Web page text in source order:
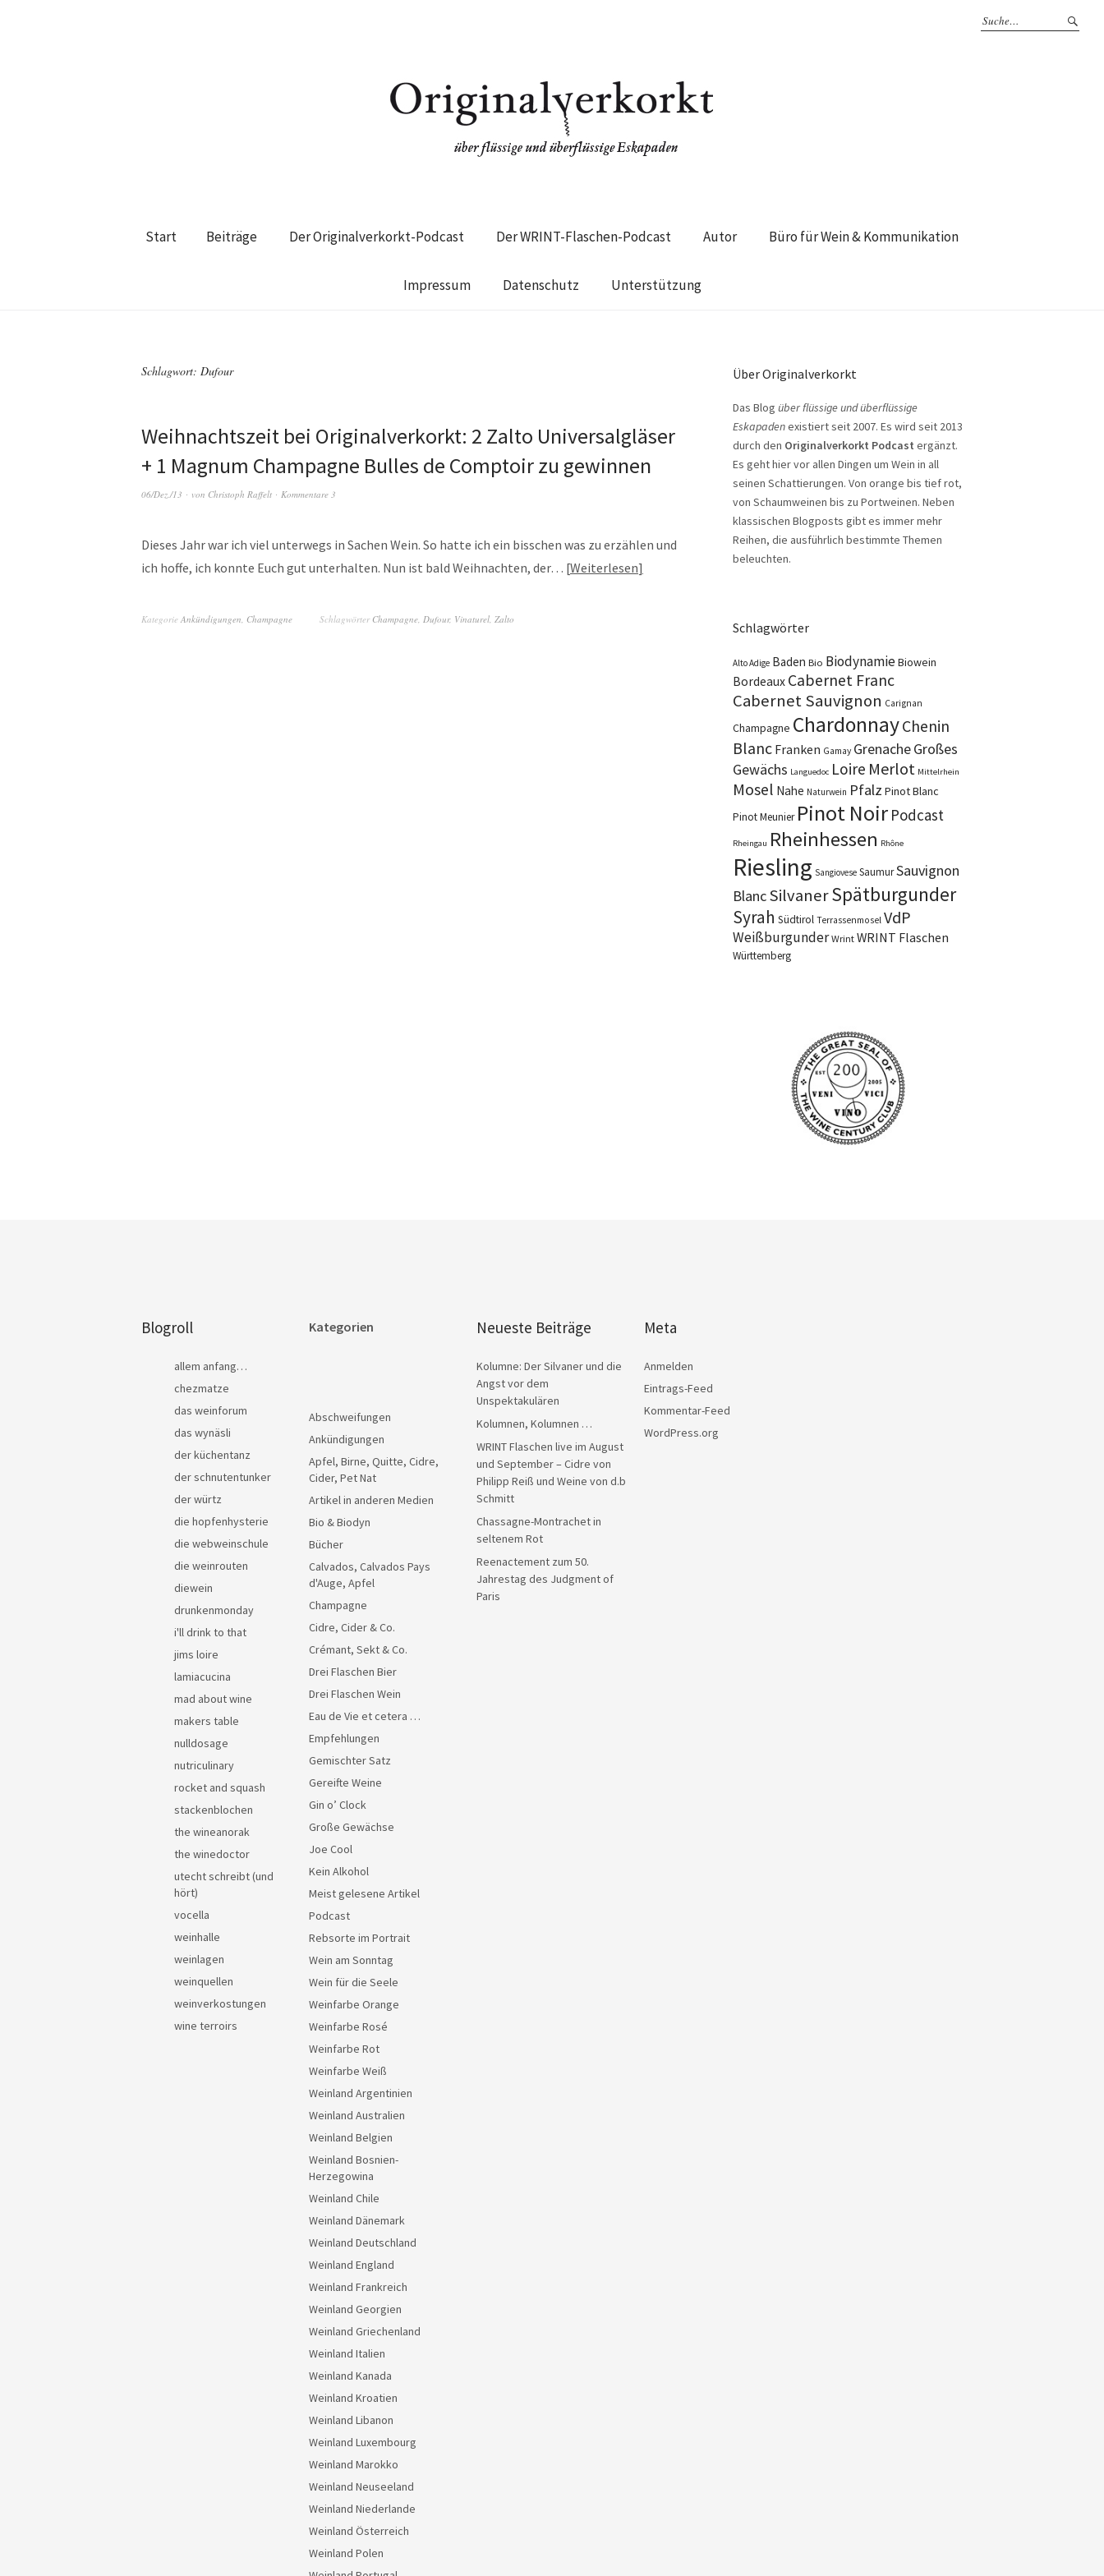
Start Beiträge Der Originalverkorkt-Podcast Der WRINT-Flaschen-Podcast Autor Büro für Wein & Kommunikation
Impressum Datenschutz Unterstützung
Schlagwort: Dufour
Weihnachtszeit bei Originalverkorkt: 2 Zalto Universalgläser
+ 1 Magnum Champagne Bulles de Comptoir zu gewinnen
06/Dez./13 von Christoph Raffelt Kommentare 3
Dieses Jahr war ich viel unterwegs in Sachen Wein. So hatte ich ein bisschen was zu erzählen und
ich hoffe, ich konnte Euch gut unterhalten. Nun ist bald Weihnachten, der… Weiterlesen
Kategorie Ankündigungen, Champagne Schlagwörter Champagne, Dufour, Vinaturel, Zalto
Über Originalverkorkt
Das Blog über flüssige und überflüssige
Eskapadenexistiert seit 2007. Es wird seit 2013
durch den Originalverkorkt Podcast ergänzt.
Es geht hier vor allen Dingen um Wein in all
seinen Schattierungen. Von orange bis tief rot,
von Schaumweinen bis zu Portweinen. Neben
klassischen Blogposts gibt es immer mehr
Reihen, die ausführlich bestimmte Themen
beleuchten.
Schlagwörter
Alto Adige Baden Bio BiodynamieBiowein
Bordeaux Cabernet Franc
Cabernet Sauvignon Carignan
Champagne ChardonnayChenin
Blanc Franken Gamay GrenacheGroßes
Gewächs Languedoc Loire Merlot Mittelrhein
Mosel Nahe Naturwein Pfalz Pinot Blanc
Pinot Meunier Pinot Noir Podcast
Rheingau Rheinhessen Rhône
Riesling Sangiovese SaumurSauvignon
BlancSilvanerSpätburgunder
Syrah Südtirol Terrassenmosel VdP
Weißburgunder Wrint WRINT Flaschen
Württemberg
Blogroll
allem anfang…
chezmatze
das weinforum
das wynäsli
der küchentanz
der schnutentunker
der würtz
die hopfenhysterie
die webweinschule
die weinrouten
diewein
drunkenmonday
i'll drink to that
jims loire
lamiacucina
mad about wine
makers table
nulldosage
nutriculinary
rocket and squash
stackenblochen
the wineanorak
the winedoctor
utecht schreibt (und
hört)
vocella
weinhalle
weinlagen
weinquellen
weinverkostungen
wine terroirs
Kategorien
Abschweifungen
Ankündigungen
Apfel, Birne, Quitte, Cidre,
Cider, Pet Nat
Artikel in anderen Medien
Bio & Biodyn
Bücher
Calvados, Calvados Pays
d'Auge, Apfel
Champagne
Cidre, Cider & Co.
Crémant, Sekt & Co.
Drei Flaschen Bier
Drei Flaschen Wein
Eau de Vie et cetera …
Empfehlungen
Gemischter Satz
Gereifte Weine
Gin o’ Clock
Große Gewächse
Joe Cool
Kein Alkohol
Meist gelesene Artikel
Podcast
Rebsorte im Portrait
Wein am Sonntag
Wein für die Seele
Weinfarbe Orange
Weinfarbe Rosé
Weinfarbe Rot
Weinfarbe Weiß
Weinland Argentinien
Weinland Australien
Weinland Belgien
Weinland Bosnien-
Herzegowina
Weinland Chile
Weinland Dänemark
Weinland Deutschland
Weinland England
Weinland Frankreich
Weinland Georgien
Weinland Griechenland
Weinland Italien
Weinland Kanada
Weinland Kroatien
Weinland Libanon
Weinland Luxembourg
Weinland Marokko
Weinland Neuseeland
Weinland Niederlande
Weinland Österreich
Weinland Polen
Neueste Beiträge
Kolumne: Der Silvaner und die
Angst vor dem
Unspektakulären
Kolumnen, Kolumnen …
WRINT Flaschen live im August
und September – Cidre von
Philipp Reiß und Weine von d.b
Schmitt
Chassagne-Montrachet in
seltenem Rot
Reenactement zum 50.
Jahrestag des Judgment of
Paris
Meta
Anmelden
Eintrags-Feed
Kommentar-Feed
WordPress.org